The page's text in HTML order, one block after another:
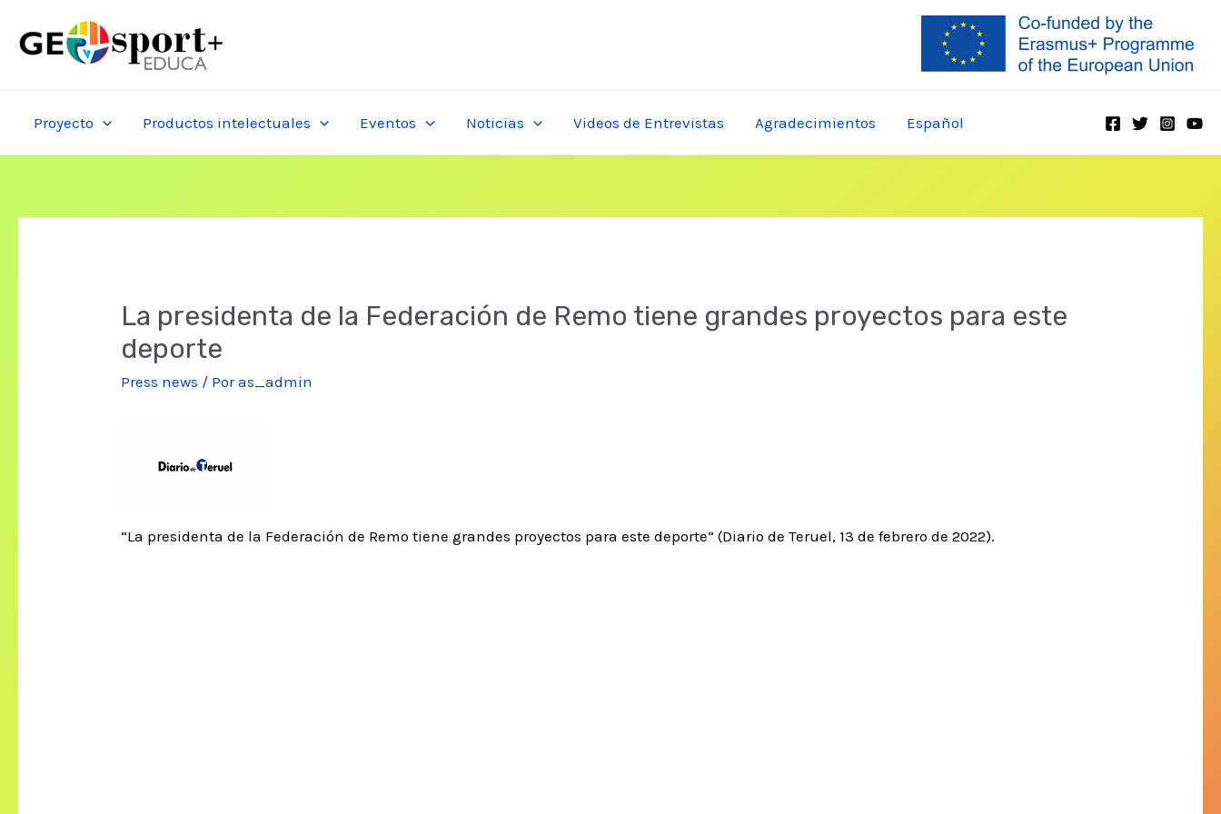
Proyecto Productos intelectuales Eventos Noticias Videos de Entrevistas Agradecimientos Español
La presidenta de la Federación de Remo tiene grandes proyectos para este
deporte
Press news / Poras_admin
“La presidenta de la Federación de Remo tiene grandes proyectos para este deporte” (Diario de Teruel, 13 de febrero de 2022).